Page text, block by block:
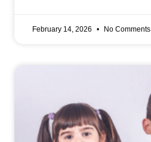
February 14, 2026 No Comments